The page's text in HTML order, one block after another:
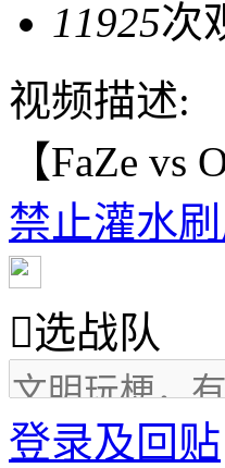
11925次
视频描述:
【FaZe vs
禁止灌水
选战队
登录及回贴